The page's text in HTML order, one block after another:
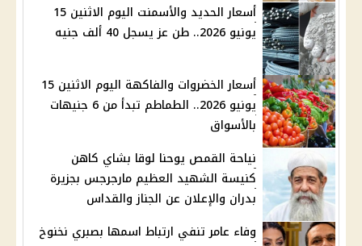
أسعار الحديد والأسمنت اليوم الاثنين 15
يونيو 2026.. طن عز يسجل 40 ألف جنيه
أسعار الخضروات والفاكهة اليوم الاثنين 15
يونيو 2026.. الطماطم تبدأ من 6 جنيهات
بالأسواق
نياحة القمص يوحنا لوقا بشاي كاهن
كنيسة الشهيد العظيم مارجرجس بجزيرة
بدران والإعلان عن الجناز والقداس
وفاء عامر تنفي ارتباط اسمها بصبري نخنوخ